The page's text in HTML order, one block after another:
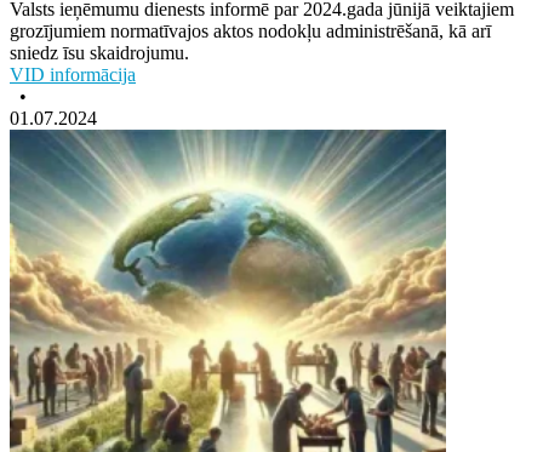
Valsts ieņēmumu dienests informē par 2024.gada jūnijā veiktajiem
grozījumiem normatīvajos aktos nodokļu administrēšanā, kā arī
sniedz īsu skaidrojumu.
VID informācija
•
01.07.2024